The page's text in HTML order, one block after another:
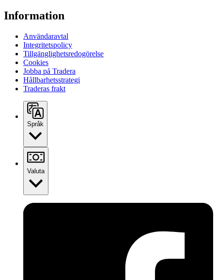
Information
Användaravtal
Integritetspolicy
Tillgänglighetsredogörelse
Cookies
Jobba på Tradera
Hållbarhetsstrategi
Traderas frakt
Språk
Valuta